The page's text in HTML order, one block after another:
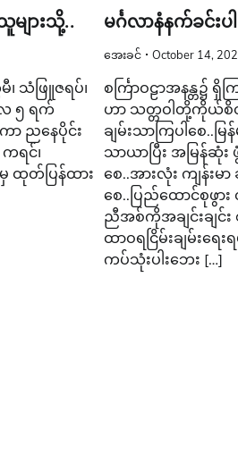
ျားသို့..
သံဖြူဇရပ်၊
၅ ရက်
ာ ညနေပိုင်း
ကရင်၊
ထုတ်ပြန်ထား
မင်္ဂလာနံနက်ခင်းပါ
အေးခင် October 14,
စင်္ကြာဝဠာအနန္တ၌
ဟာ သတ္တဝါတို့ကိုယ်စိတ်
ချမ်းသာကြပါစေ..မြ
သာယာပြီး အမြန်ဆုံ
စေ..အားလုံး ကျန်းမာ
စေ..ပြည်ထောင်စုဖွား
ညီအစ်ကိုအချင်းချင်
ထာဝရငြိမ်းချမ်းရေ
ကပ်သုံးပါးဘေး […]